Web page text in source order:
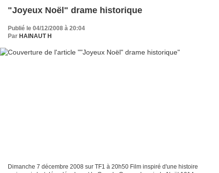
"Joyeux Noël" drame historique
Publié le 04/12/2008 à 20:04
Par HAINAUT H
Dimanche 7 décembre 2008 sur TF1 à 20h50 Film inspiré d'une histoire